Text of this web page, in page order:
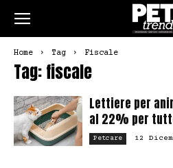
Home Tag Fiscale
Tag: fiscale
Lettiere per
al 22% per
Petcare 12